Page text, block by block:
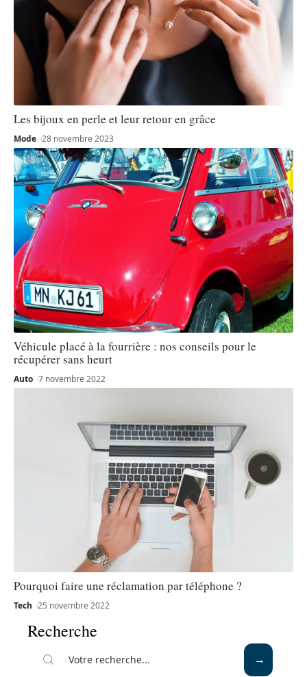
Les bijoux en perle et leur retour en grâce
Mode 28 novembre 2023
Véhicule placé à la fourrière : nos conseils pour le
récupérer sans heurt
Auto 7 novembre 2022
Pourquoi faire une réclamation par téléphone ?
Tech 25 novembre 2022
Recherche